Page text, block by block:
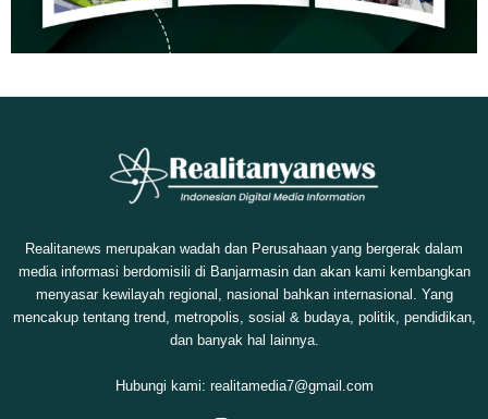
Realitanews merupakan wadah dan Perusahaan yang bergerak dalam
media informasi berdomisili di Banjarmasin dan akan kami kembangkan
menyasar kewilayah regional, nasional bahkan internasional. Yang
mencakup tentang trend, metropolis, sosial & budaya, politik, pendidikan,
dan banyak hal lainnya.
Hubungi kami: realitamedia7@gmail.com